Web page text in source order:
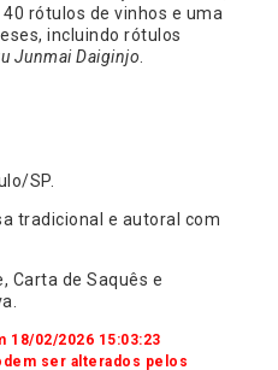
rótulos de vinhos e uma
incluindo rótulos
Junmai Daiginjo.
SP.
tradicional e autoral com
Carta de Saquês e
18/02/2026 15:03:23
ser alterados pelos